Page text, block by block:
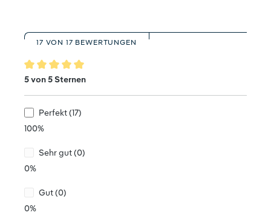
17 VON 17 BEWERTUNGEN
Durchschnittliche Bewertung von 5 von 5 Sternen
5 von 5 Sternen
Perfekt (17)
100%
Sehr gut (0)
0%
Gut (0)
0%